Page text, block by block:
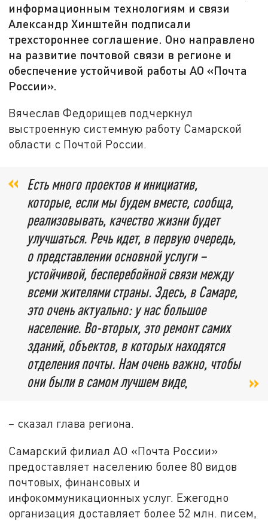
информационным технологиям и связи
Александр Хинштейн подписали
трехстороннее соглашение. Оно направлено
на развитие почтовой связи в регионе и
обеспечение устойчивой работы АО «Почта
России».
Вячеслав Федорищев подчеркнул
выстроенную системную работу Самарской
области с Почтой России.
Есть много проектов и инициатив,
которые, если мы будем вместе, сообща,
реализовывать, качество жизни будет
улучшаться. Речь идет, в первую очередь,
о представлении основной услуги –
устойчивой, бесперебойной связи между
всеми жителями страны. Здесь, в Самаре,
это очень актуально: у нас большое
население. Во-вторых, это ремонт самих
зданий, объектов, в которых находятся
отделения почты. Нам очень важно, чтобы
они были в самом лучшем виде,
– сказал глава региона.
Самарский филиал АО «Почта России»
предоставляет населению более 80 видов
почтовых, финансовых и
инфокоммуникационных услуг. Ежегодно
организация доставляет более 52 млн. писем,